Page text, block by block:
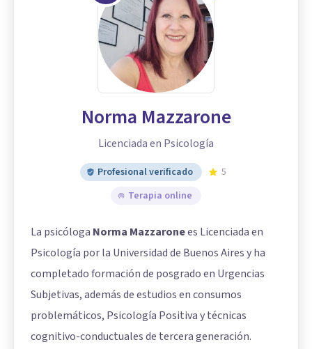
Norma Mazzarone
Licenciada en Psicología
Profesional verificado
5
Terapia online
La psicóloga Norma Mazzaronees Licenciada en
Psicología por la Universidad de Buenos Aires y ha
completado formación de posgrado en Urgencias
Subjetivas, además de estudios en consumos
problemáticos, Psicología Positiva y técnicas
cognitivo-conductuales de tercera generación.